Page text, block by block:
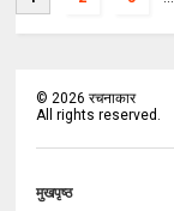
©2026 रचनाकार
All rights reserved.
मुखपृष्ठ